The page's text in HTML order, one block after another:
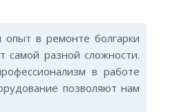
в ремонте болгарки
самой разной сложности.
в работе
позволяют нам